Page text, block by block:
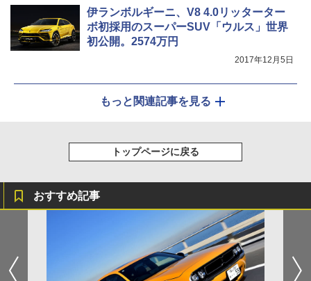
伊ランボルギーニ、V8 4.0リッターター
ボ初採用のスーパーSUV「ウルス」世界
初公開。2574万円
2017年12月5日
もっと関連記事を見る
トップページに戻る
おすすめ記事